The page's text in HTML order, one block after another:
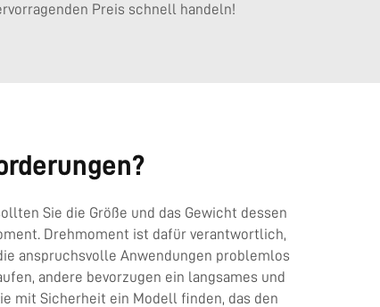
Preis schnell handeln!
Sie die Größe und das Gewicht dessen
Drehmoment ist dafür verantwortlich,
anspruchsvolle Anwendungen problemlos
andere bevorzugen ein langsames und
mit Sicherheit ein Modell finden, das den